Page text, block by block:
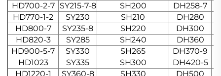
HD700-2-7
SY215-7-8 SH200 DH258-7
HD770-1-2
SY230 SH210 DH280
HD800-7
SY235-8 SH220 DH300
HD820-3
SY285 SH240 DH360
HD900-5-7
SY330 SH265 DH370-9
HD1023
SY335 SH300
DH420-5
HD1220-1
SY360-8 SH330
DH500